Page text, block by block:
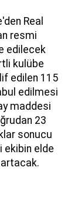
Real
resmi
edilecek
kulübe
edilen 115
edilmesi
maddesi
23
sonucu
ekibin elde
artacak.